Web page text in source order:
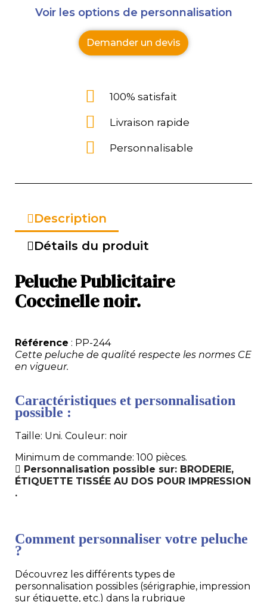
Voir les options de personnalisation
Demander un devis
100% satisfait
Livraison rapide
Personnalisable
Description
Détails du produit
Peluche Publicitaire
Coccinelle noir.
Référence : PP-244
Cette peluche de qualité respecte les normes CE
en vigueur.
Caractéristiques et personnalisation
possible :
Taille: Uni. Couleur: noir
Minimum de commande: 100 pièces.
Personnalisation possible sur: BRODERIE,
ÉTIQUETTE TISSÉE AU DOS POUR IMPRESSION
.
Comment personnaliser votre peluche
?
Découvrez les différents types de
personnalisation possibles (sérigraphie, impression
sur étiquette, etc.) dans la rubrique